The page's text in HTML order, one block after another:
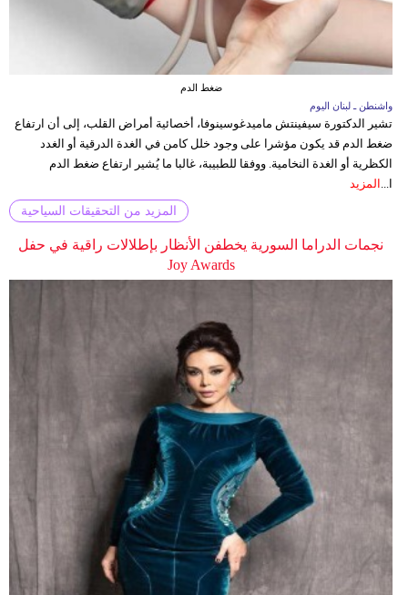
ضغط الدم
واشنطن ـ لبنان اليوم
تشير الدكتورة سيفينتش ماميدغوسينوفا، أخصائية أمراض القلب، إلى أن ارتفاع
ضغط الدم قد يكون مؤشرا على وجود خلل كامن في الغدة الدرقية أو الغدد
الكظرية أو الغدة النخامية. ووفقا للطبيبة، غالبا ما يُشير ارتفاع ضغط الدم
ا...
المزيد
المزيد من التحقيقات السياحية
نجمات الدراما السورية يخطفن الأنظار بإطلالات راقية في حفل
Joy Awards